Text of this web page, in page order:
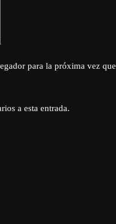
para la próxima vez
a esta entrada.